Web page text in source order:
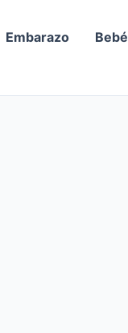
Embarazo Bebé